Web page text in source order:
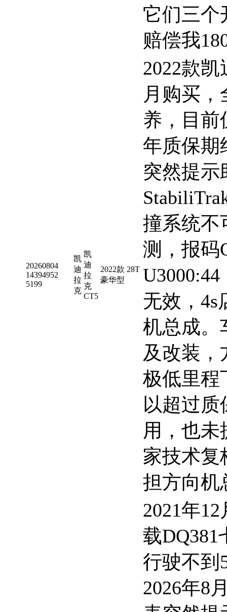
它们三个
赔偿我
20260804
14394952
5199
凯
迪
拉
克
凯
迪
拉
克
CT5
2022款 28T
豪华型
2022款
月购买
养，目前
年质保期
突然提示
撞系统不
测，报码
无效，4s
机总成。
及改装，
极低里程
以超过质
用，也
家技术复
担方向机
2021年
载
行驶不到
2026年8